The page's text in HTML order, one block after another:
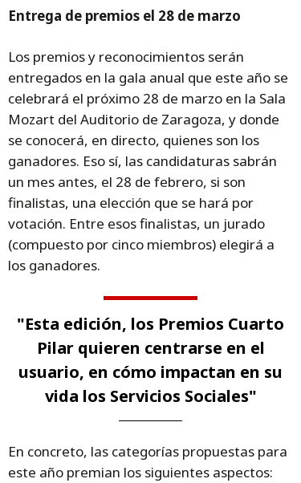
Entrega de premios el 28 de marzo
Los premios y reconocimientos serán
entregados en la gala anual que este año se
celebrará el próximo 28 de marzo en la Sala
Mozart del Auditorio de Zaragoza, y donde
se conocerá, en directo, quienes son los
ganadores. Eso sí, las candidaturas sabrán
un mes antes, el 28 de febrero, si son
finalistas, una elección que se hará por
votación. Entre esos finalistas, un jurado
(compuesto por cinco miembros) elegirá a
los ganadores.
"Esta edición, los Premios Cuarto
Pilar quieren centrarse en el
usuario, en cómo impactan en su
vida los Servicios Sociales"
En concreto, las categorías propuestas para
este año premian los siguientes aspectos: